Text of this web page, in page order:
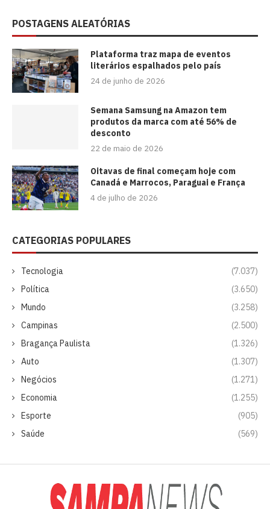
POSTAGENS ALEATÓRIAS
Plataforma traz mapa de eventos
literários espalhados pelo país
24 de junho de 2026
Semana Samsung na Amazon tem
produtos da marca com até 56% de
desconto
22 de maio de 2026
Oitavas de final começam hoje com
Canadá e Marrocos, Paraguai e França
4 de julho de 2026
CATEGORIAS POPULARES
Tecnologia
(7.037)
Política
(3.650)
Mundo
(3.258)
Campinas
(2.500)
Bragança Paulista
(1.326)
Auto
(1.307)
Negócios
(1.271)
Economia
(1.255)
Esporte
(905)
Saúde
(569)